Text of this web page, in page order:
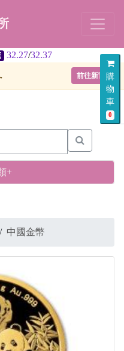
購
物
車
0
前往新官網
+
/ 中國金幣